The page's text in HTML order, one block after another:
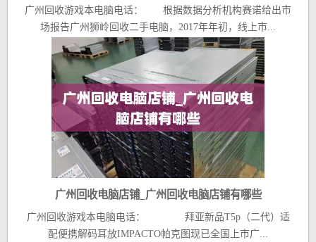
广州回收游戏本电脑电话： 根据数据分析机构赛诺给出市
场报告广州狮岭回收二手电脑，2017年年初，线上市...
广州回收电脑店铺_广州回收电脑店铺有哪些
广州回收游戏本电脑电话： 拜亚新品T5p（二代）适
配便携解码耳放IMPACTO帕克图现已全国上市广...